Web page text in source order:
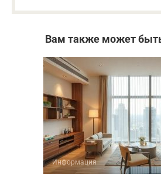
Вам также может
Информация